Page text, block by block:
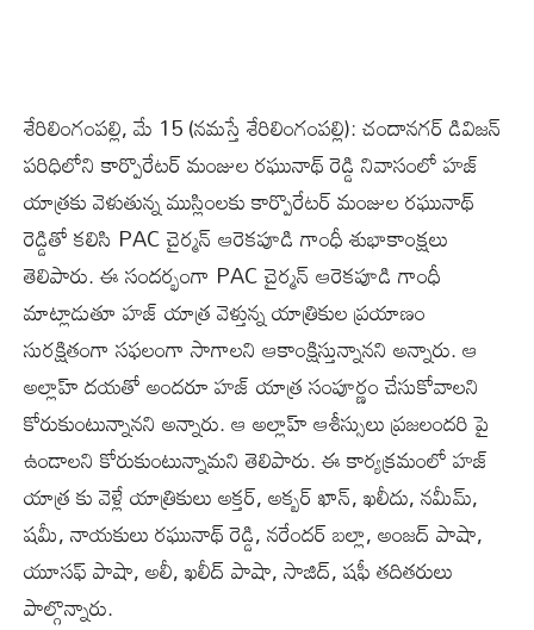
శేరిలింగంప‌ల్లి, మే 15 (న‌మ‌స్తే శేరిలింగంప‌ల్లి): చందానగర్ డివిజన్
పరిధిలోని కార్పొరేటర్ మంజుల రఘునాథ్ రెడ్డి నివాసంలో హజ్
యాత్రకు వెళుతున్న ముస్లింలకు కార్పొరేటర్ మంజుల రఘునాథ్
రెడ్డితో కలిసి PAC చైర్మన్ ఆరెకపూడి గాంధీ శుభాకాంక్షలు
తెలిపారు. ఈ సందర్భంగా PAC చైర్మన్ ఆరెకపూడి గాంధీ
మాట్లాడుతూ హజ్ యాత్ర వెళ్తున్న యాత్రికుల ప్రయాణం
సురక్షితంగా సఫలంగా సాగాలని ఆకాంక్షిస్తున్నాన‌ని అన్నారు. ఆ
అల్లాహ్ దయతో అందరూ హజ్ యాత్ర సంపూర్ణం చేసుకోవాలని
కోరుకుంటున్నాన‌ని అన్నారు. ఆ అల్లాహ్ ఆశీస్సులు ప్రజలందరి పై
ఉండాలని కోరుకుంటున్నామని తెలిపారు. ఈ కార్యక్రమంలో హజ్
యాత్ర కు వెళ్లే యాత్రికులు అక్తర్, అక్బర్ ఖాన్, ఖలీదు, నమీమ్,
షమీ, నాయకులు రఘునాథ్ రెడ్డి, నరేందర్ బల్లా, అంజద్ పాషా,
యూసఫ్ పాషా, అలీ, ఖలీద్ పాషా, సాజిద్, షఫీ తదితరులు
పాల్గొన్నారు.